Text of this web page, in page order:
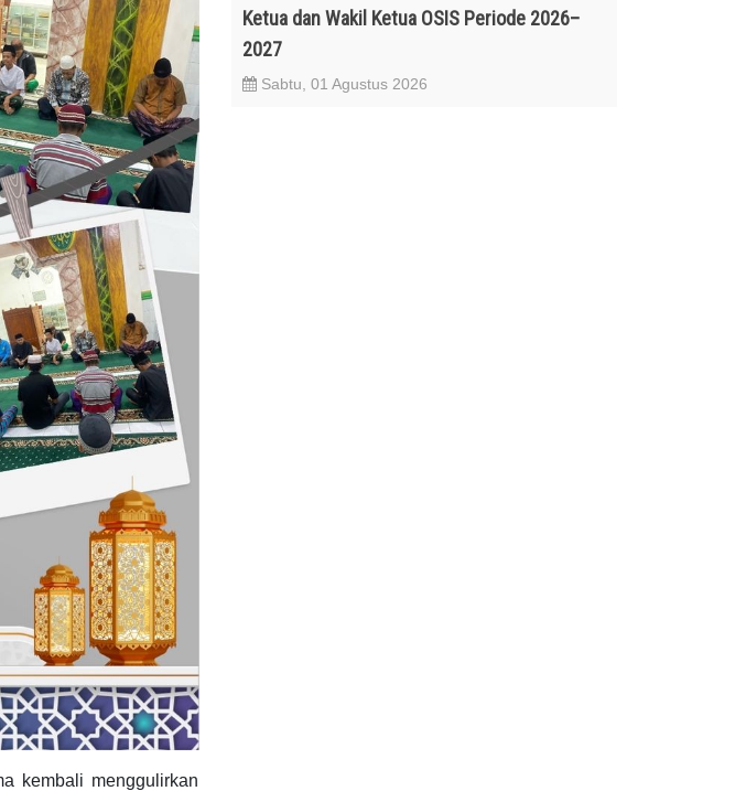
kembali menggulirkan
Ketua dan Wakil Ketua OSIS Periode 2026–
2027
Sabtu, 01 Agustus 2026